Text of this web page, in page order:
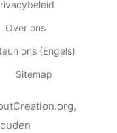
Over ons
ons (Engels)
Sitemap
,